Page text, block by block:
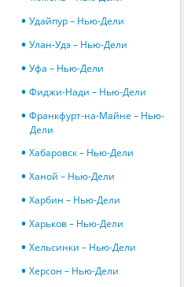
Удайпур – Нью-Дели
Улан-Удэ – Нью-Дели
Уфа – Нью-Дели
Фиджи-Нади – Нью-Дели
Франкфурт-на-Майне – Нью-
Дели
Хабаровск – Нью-Дели
Ханой – Нью-Дели
Харбин – Нью-Дели
Харьков – Нью-Дели
Хельсинки – Нью-Дели
Херсон – Нью-Дели